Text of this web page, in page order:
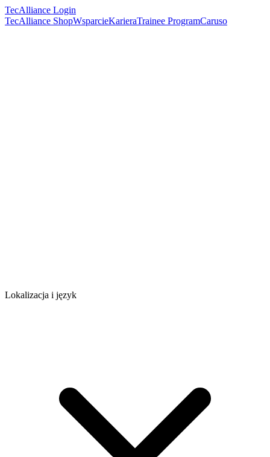
TecAlliance Login
TecAlliance ShopWsparcieKarieraTrainee ProgramCaruso
Lokalizacja i język